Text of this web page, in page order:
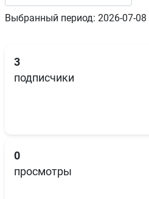
Выбранный период: 2026-07-
3
подписчики
0
просмотры